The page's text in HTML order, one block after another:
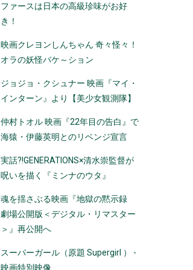
ファースは日本の高級珍味がお好
き！
映画クレヨンしんちゃん 奇々怪々！
オラの妖怪バケ～ション
ジョジョ・クシュナー 映画『マイ・
インターン』より【美少女観測隊】
仲村トオル 映画『22年目の告白』で
海猿・伊藤英明とのリベンジ宣言
実話?!GENERATIONS×清水崇監督が
呪いを描く『ミンナのウタ』
魂を揺さぶる映画『地獄の黙示録
劇場公開版＜デジタル・リマスター
＞』再公開へ
スーパーガール（原題 Supergirl ） -
映画特別映像